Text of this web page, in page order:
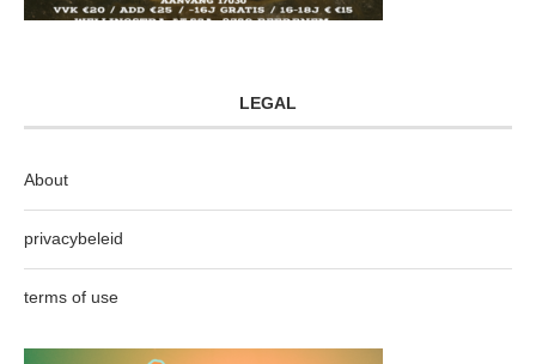
LEGAL
About
privacybeleid
terms of use